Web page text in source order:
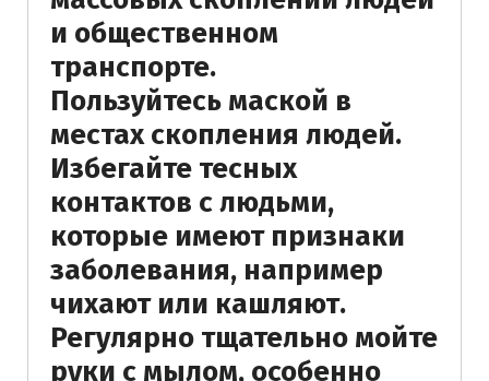
и общественном
транспорте.
Пользуйтесь маской в
местах скопления людей.
Избегайте тесных
контактов с людьми,
которые имеют признаки
заболевания, например
чихают или кашляют.
Регулярно тщательно мойте
руки с мылом, особенно